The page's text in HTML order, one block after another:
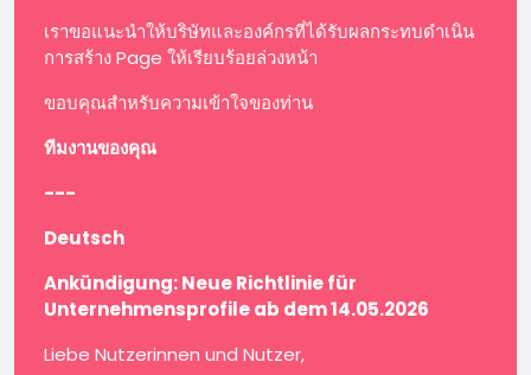
เราขอแนะนำให้บริษัทและองค์กรที่ได้รับผลกระทบดำเนิน
การสร้าง Page ให้เรียบร้อยล่วงหน้า
ขอบคุณสำหรับความเข้าใจของท่าน
ทีมงานของคุณ
---
Deutsch
Ankündigung: Neue Richtlinie für
Unternehmensprofile ab dem 14.05.2026
Liebe Nutzerinnen und Nutzer,